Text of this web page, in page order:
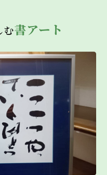
む書アート
報の閲覧や変更、削
ていただくため
ーザーに利用料金を
る目的
と関連性を有すると合
、個人情報の利用目
。
合には、変更後の目的
ご連絡先への連絡に
とします。